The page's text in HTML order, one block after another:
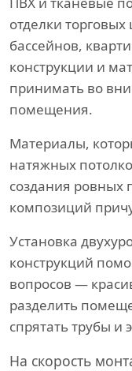
отделки
бассейнов,
конструкции и
принимать во
помещения.
Материалы,
натяжных
создания ровных
композиций
Установка
конструкций
вопросов —
разделить
спрятать трубы и
На скорость